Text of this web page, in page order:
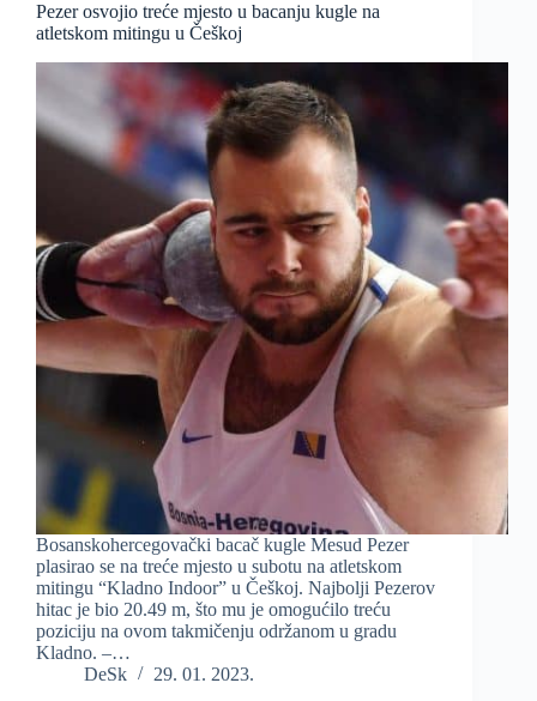
Pezer osvojio treće mjesto u bacanju kugle na
atletskom mitingu u Češkoj
Bosanskohercegovački bacač kugle Mesud Pezer
plasirao se na treće mjesto u subotu na atletskom
mitingu “Kladno Indoor” u Češkoj. Najbolji Pezerov
hitac je bio 20.49 m, što mu je omogućilo treću
poziciju na ovom takmičenju održanom u gradu
Kladno. –…
DeSk
29. 01. 2023.